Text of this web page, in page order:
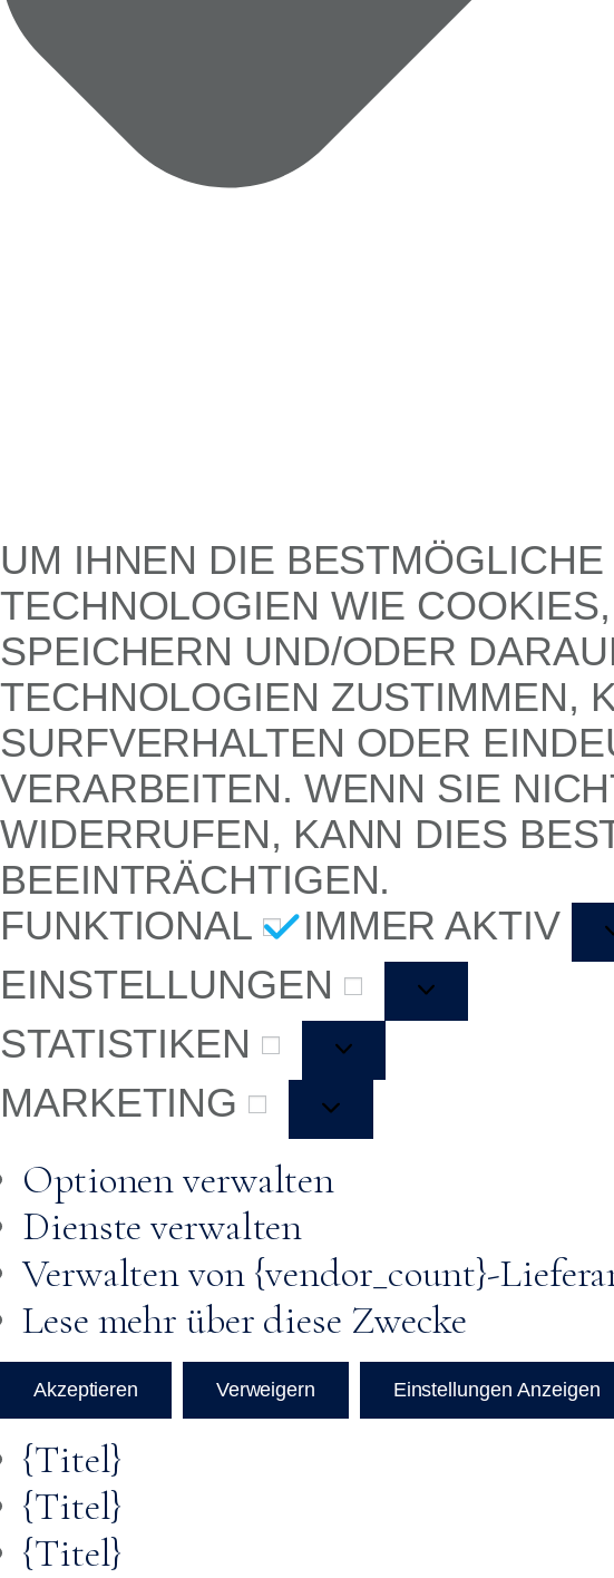
UM IHNEN DIE
TECHNOLOGIEN WIE
SPEICHERN UND/ODER
TECHNOLOGIEN ZUSTIMMEN,
SURFVERHALTEN ODER
VERARBEITEN. WENN SIE
WIDERRUFEN, KANN DIES
BEEINTRÄCHTIGEN.
FUNKTIONAL
IMMER AKTIV
EINSTELLUNGEN
STATISTIKEN
MARKETING
Optionen verwalten
Dienste verwalten
Verwalten von {vendor_count}-
Lese mehr über diese Zwecke
Akzeptieren Verweigern Einstellungen Anzeigen
{Titel}
{Titel}
{Titel}